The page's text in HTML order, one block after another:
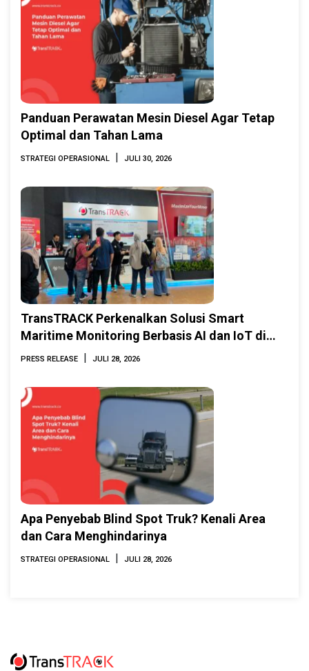
Panduan Perawatan Mesin Diesel Agar Tetap
Optimal dan Tahan Lama
STRATEGI OPERASIONAL | JULI 30, 2026
TransTRACK Perkenalkan Solusi Smart
Maritime Monitoring Berbasis AI dan IoT di
INAMARINE 2026
PRESS RELEASE | JULI 28, 2026
Apa Penyebab Blind Spot Truk? Kenali Area
dan Cara Menghindarinya
STRATEGI OPERASIONAL | JULI 28, 2026